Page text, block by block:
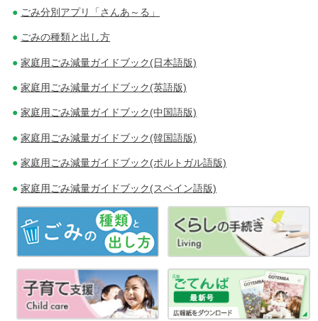
ナ
ビ
ゲ
ー
シ
ョ
ごみ分別アプリ「さんあ～る」
ごみの種類と出し方
家庭用ごみ減量ガイドブック(日本語版)
家庭用ごみ減量ガイドブック(英語版)
家庭用ごみ減量ガイドブック(中国語版)
家庭用ごみ減量ガイドブック(韓国語版)
家庭用ごみ減量ガイドブック(ポルトガル語版)
家庭用ごみ減量ガイドブック(スペイン語版)